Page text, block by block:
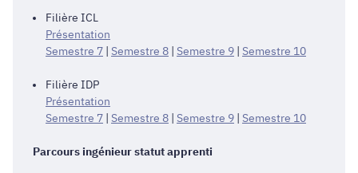
Filière ICL
Présentation
Semestre 7 | Semestre 8 | Semestre 9 | Semestre 10
Filière IDP
Présentation
Semestre 7 | Semestre 8 | Semestre 9 | Semestre 10
Parcours ingénieur statut apprenti